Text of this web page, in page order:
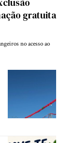
gratuita
no acesso ao